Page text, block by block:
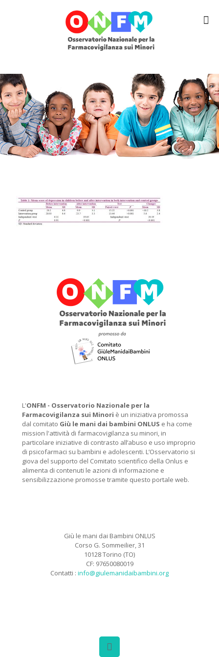
L'ONFM - Osservatorio Nazionale per la
Farmacovigilanza sui Minori è un iniziativa promossa
dal comitato Giù le mani dai bambini ONLUS e ha come
mission l'attività di farmacovigilanza su minori, in
particolare iniziative di contrasto all’abuso e uso improprio
di psicofarmaci su bambini e adolescenti. L’Osservatorio si
giova del supporto del Comitato scientifico della Onlus e
alimenta di contenuti le azioni di informazione e
sensibilizzazione promosse tramite questo portale web.
Giù le mani dai Bambini ONLUS
Corso G. Sommeilier, 31
10128 Torino (TO)
CF: 97650080019
Contatti : info@giulemanidaibambini.org